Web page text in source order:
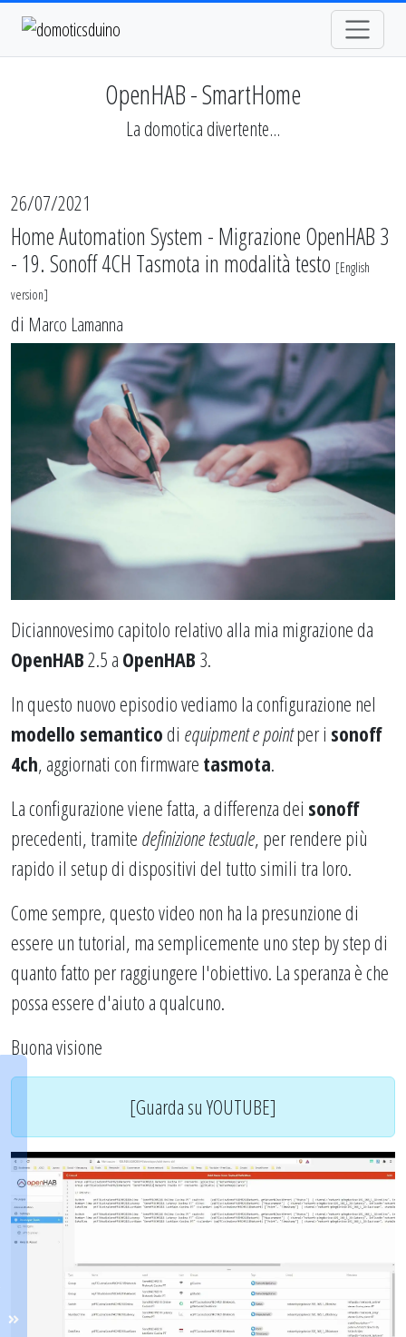
OpenHAB - SmartHome
La domotica divertente...
26/07/2021
Home Automation System - Migrazione OpenHAB 3
- 19. Sonoff 4CH Tasmota in modalità testo [English
version]
di Marco Lamanna
Diciannovesimo capitolo relativo alla mia migrazione da
OpenHAB2.5 a OpenHAB 3.
In questo nuovo episodio vediamo la configurazione nel
modello semanticodi equipment e pointper i sonoff
4ch, aggiornati con firmware tasmota.
La configurazione viene fatta, a differenza dei sonoff
precedenti, tramite definizione testuale, per rendere più
rapido il setup di dispositivi del tutto simili tra loro.
Come sempre, questo video non ha la presunzione di
essere un tutorial, ma semplicemente uno step by step di
quanto fatto per raggiungere l'obiettivo. La speranza è che
possa essere d'aiuto a qualcuno.
Buona visione
[Guarda su YOUTUBE]